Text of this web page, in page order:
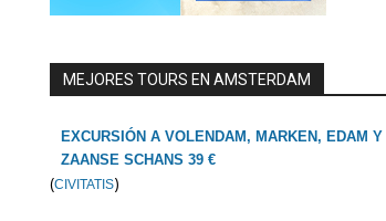
MEJORES TOURS EN AMSTERDAM
EXCURSIÓN A VOLENDAM, MARKEN, EDAM Y
ZAANSE SCHANS 39 €
(CIVITATIS)